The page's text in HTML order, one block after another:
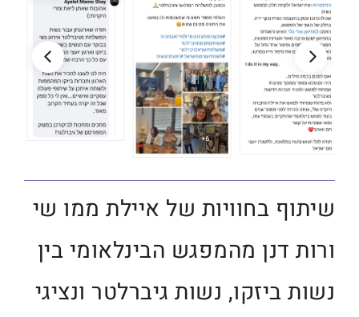
שיתוף בחוויות של איילת ממו שי
ורות דנן מהמפגש הבינלאומי בין
נשות ביזקו, נשות גיברלטר ונציגי